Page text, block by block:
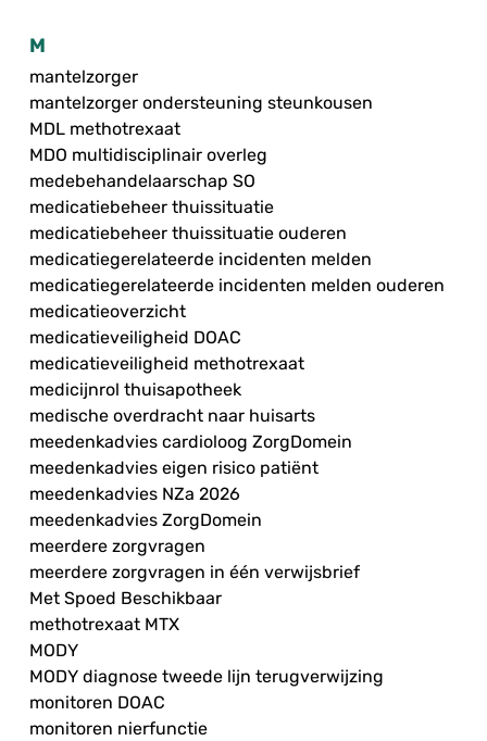
M
mantelzorger
mantelzorger ondersteuning steunkousen
MDL methotrexaat
MDO multidisciplinair overleg
medebehandelaarschap SO
medicatiebeheer thuissituatie
medicatiebeheer thuissituatie ouderen
medicatiegerelateerde incidenten melden
medicatiegerelateerde incidenten melden ouderen
medicatieoverzicht
medicatieveiligheid DOAC
medicatieveiligheid methotrexaat
medicijnrol thuisapotheek
medische overdracht naar huisarts
meedenkadvies cardioloog ZorgDomein
meedenkadvies eigen risico patiënt
meedenkadvies NZa 2026
meedenkadvies ZorgDomein
meerdere zorgvragen
meerdere zorgvragen in één verwijsbrief
Met Spoed Beschikbaar
methotrexaat MTX
MODY
MODY diagnose tweede lijn terugverwijzing
monitoren DOAC
monitoren nierfunctie